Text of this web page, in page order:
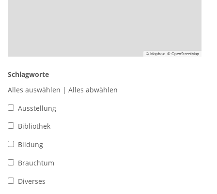
© Mapbox © OpenStreetMap
Schlagworte
Alles auswählen | Alles abwählen
Ausstellung
Bibliothek
Bildung
Brauchtum
Diverses